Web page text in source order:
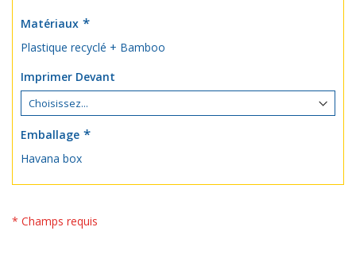
Matériaux
Plastique recyclé + Bamboo
Imprimer Devant
Emballage
Havana box
* Champs requis